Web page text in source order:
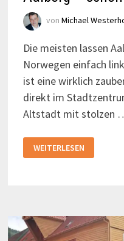
von Michael
Die meisten lassen
Norwegen einfach
ist eine wirklich
direkt im
Altstadt mit stolzen
–
SCHÖN
WEITERLESEN